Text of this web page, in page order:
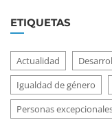
ETIQUETAS
Actualidad
Igualdad de género
Personas